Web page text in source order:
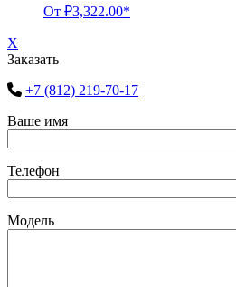
От ₽3,322.00*
X
Заказать
+7 (812) 219-70-17
Ваше имя
Телефон
Модель